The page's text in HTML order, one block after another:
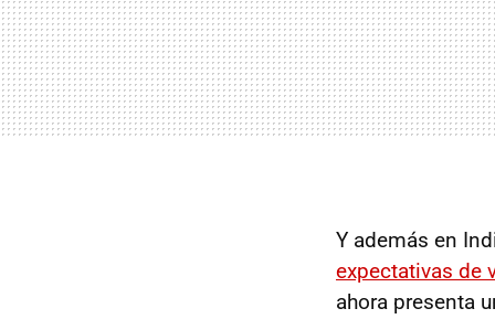
Y además en
expectativas de
ahora presenta